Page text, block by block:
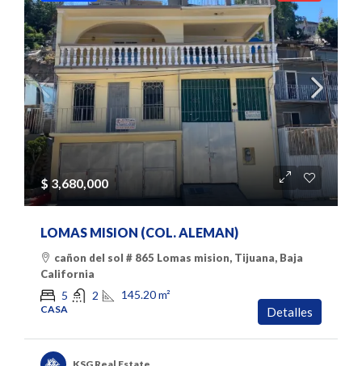
$ 3,680,000
LOMAS MISION (COL. ALEMAN)
cañon del sol # 865 Lomas mision, Tijuana, Baja
California
5 2 145.20m²
CASA Detalles